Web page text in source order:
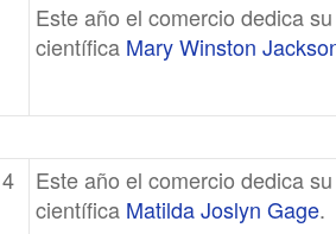
Este año el comercio dedica
científica Mary Winston
Este año el comercio dedica
científica Matilda Joslyn Gage.